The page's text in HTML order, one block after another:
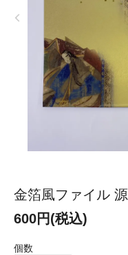
金箔風ファイル
600円(税込)
個数